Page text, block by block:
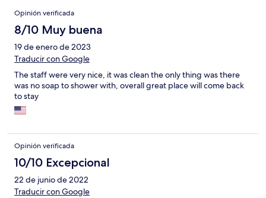
Opiniones
Opinión verificada
8/10 Muy buena
19 de enero de 2023
Traducir con Google
The staff were very nice, it was clean the only thing was there
was no soap to shower with, overall great place will come back
to stay
Opinión verificada
10/10 Excepcional
22 de junio de 2022
Traducir con Google